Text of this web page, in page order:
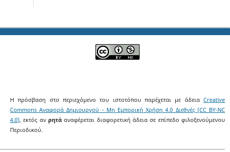
Η πρόσβαση στο περιεχόμενο του ιστοτόπου παρέχεται με άδεια Creative
Commons Αναφορά Δημιουργού - Μη Εμπορική Χρήση 4.0 Διεθνές (CC BY-NC
4.0), εκτός αν ρητά αναφέρεται διαφορετική άδεια σε επίπεδο φιλοξενούμενου
Περιοδικού.